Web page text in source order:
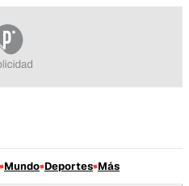
Mundo Deportes Más